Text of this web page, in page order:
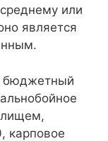
или
является
бюджетный
карповое